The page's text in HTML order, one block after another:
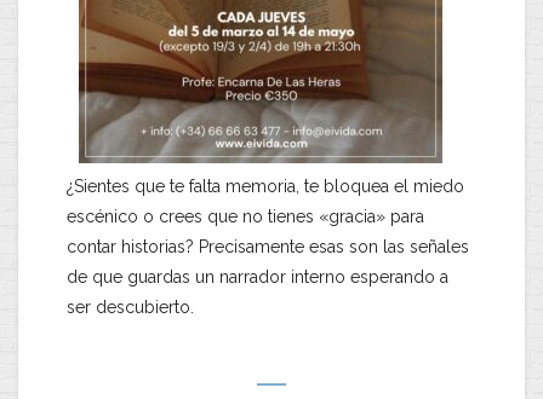
¿Sientes que te falta memoria, te bloquea el miedo
escénico o crees que no tienes «gracia» para
contar historias? Precisamente esas son las señales
de que guardas un narrador interno esperando a
ser descubierto.